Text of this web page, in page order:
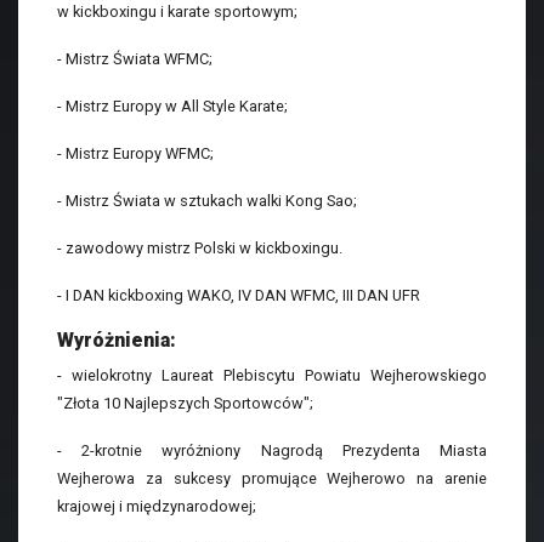
w kickboxingu i karate sportowym;
- Mistrz Świata WFMC;
- Mistrz Europy w All Style Karate;
- Mistrz Europy WFMC;
- Mistrz Świata w sztukach walki Kong Sao;
- zawodowy mistrz Polski w kickboxingu.
- I DAN kickboxing WAKO, IV DAN WFMC, III DAN UFR
Wyróżnienia:
- wielokrotny Laureat Plebiscytu Powiatu Wejherowskiego
"Złota 10 Najlepszych Sportowców";
- 2-krotnie wyróżniony Nagrodą Prezydenta Miasta
Wejherowa za sukcesy promujące Wejherowo na arenie
krajowej i międzynarodowej;